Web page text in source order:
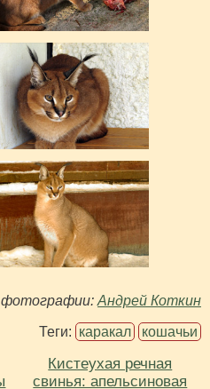
фотографии:Андрей Коткин
Теги: каракал кошачьи
Кистеухая речная
свинья: апельсиновая